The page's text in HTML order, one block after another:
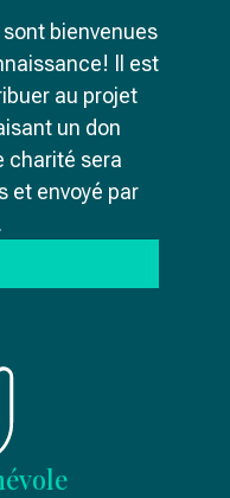
bienvenues
Il est
au projet
un don
charité sera
et envoyé par